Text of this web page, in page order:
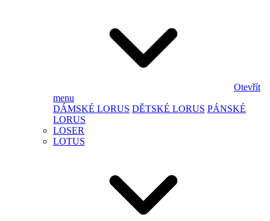
Otevřít
menu
DÁMSKÉ LORUS DĚTSKÉ LORUS PÁNSKÉ
LORUS
LOSER
LOTUS